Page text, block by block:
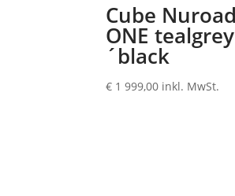
Cube
ONE
´black
€ 1 999,00 inkl. MwSt.